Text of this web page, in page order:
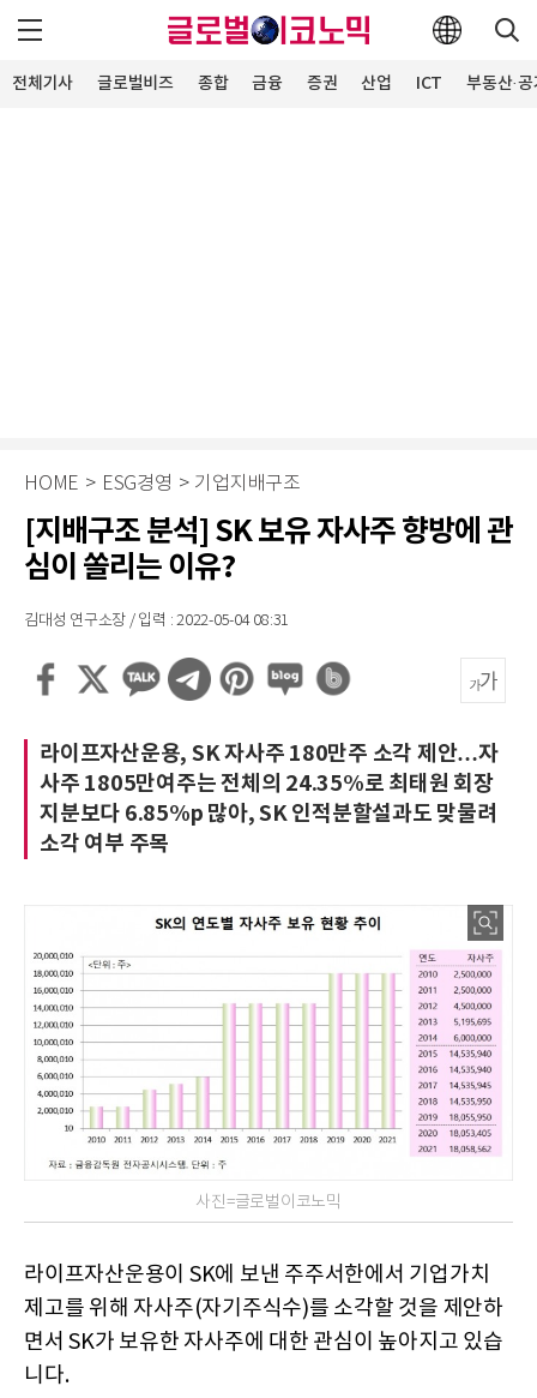
전체기사 글로벌비즈 종합 금융 증권 산업 ICT 부동산·
HOME > ESG경영 > 기업지배구조
[지배구조 분석] SK 보유 자사주 향방에 관
심이 쏠리는 이유?
김대성 연구소장 / 입력 : 2022-05-04 08:31
라이프자산운용, SK 자사주 180만주 소각 제안…자
사주 1805만여주는 전체의 24.35%로 최태원 회장
지분보다 6.85%p 많아, SK 인적분할설과도 맞물려
소각 여부 주목
사진=글로벌이코노믹
라이프자산운용이 SK에 보낸 주주서한에서 기업가치
제고를 위해 자사주(자기주식수)를 소각할 것을 제안하
면서 SK가 보유한 자사주에 대한 관심이 높아지고 있습
니다.